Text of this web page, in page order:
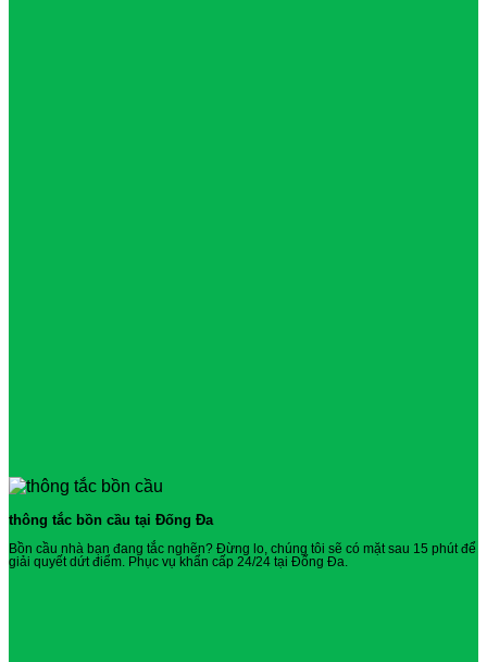
thông tắc bồn cầu tại Đống Đa
Bồn cầu nhà bạn đang tắc nghẽn? Đừng lo, chúng tôi sẽ có mặt sau 15 phút để
giải quyết dứt điểm. Phục vụ khẩn cấp 24/24 tại Đống Đa.